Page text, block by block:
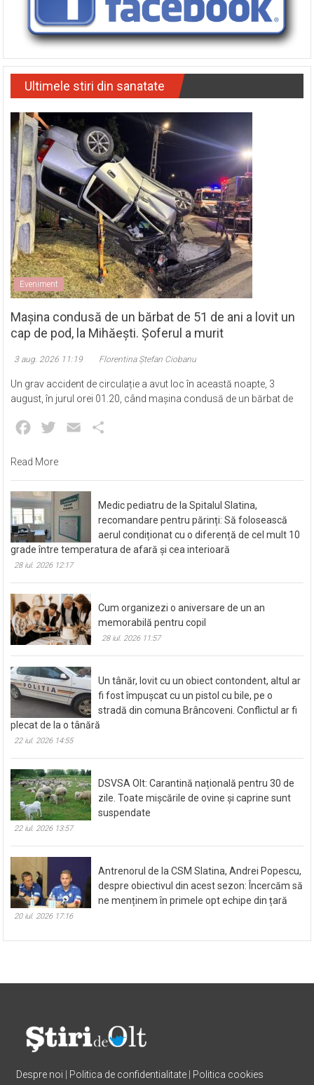
Ultimele stiri din sanatate
Eveniment
Mașina condusă de un bărbat de 51 de ani a lovit un
cap de pod, la Mihăești. Șoferul a murit
3 aug. 2026 11:19 Florentina Ștefan Ciobanu
Un grav accident de circulație a avut loc în această noapte, 3
august, în jurul orei 01.20, când mașina condusă de un bărbat de
Facebook
Twitter Email
Read More
Medic pediatru de la Spitalul Slatina,
recomandare pentru părinți: Să folosească
aerul condiționat cu o diferență de cel mult 10
grade între temperatura de afară și cea interioară
28 iul. 2026 12:17
Cum organizezi o aniversare de un an
memorabilă pentru copil
28 iul. 2026 11:57
Un tânăr, lovit cu un obiect contondent, altul ar
fi fost împușcat cu un pistol cu bile, pe o
stradă din comuna Brâncoveni. Conflictul ar fi
plecat de la o tânără
22 iul. 2026 14:55
DSVSA Olt: Carantină națională pentru 30 de
zile. Toate mișcările de ovine și caprine sunt
suspendate
22 iul. 2026 13:57
Antrenorul de la CSM Slatina, Andrei Popescu,
despre obiectivul din acest sezon: Încercăm să
ne menținem în primele opt echipe din țară
20 iul. 2026 17:16
Despre noi Politica de confidentialitate Politica cookies